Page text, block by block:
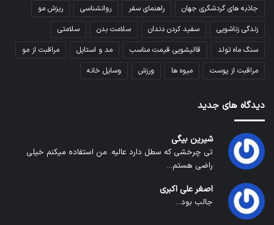
جاذبه های گردشگری جهان
راهنمای سفر روانشناسی
ریزش مو
زندگی زناشویی
سفید کردن دندان سلامت بدن
سلامتی
سنگ ماه تولد
قالیشویی قیمت مناسب مد و استایل
مراقبت از مو
مراقبت از پوست
میوه ها ورزش وسایل خانه
دیدگاه های جدید
شیرین بیگی
تی چرخشی که سطل دارد عالیه. من استفاده میکنم خیلی
راضی هستم...
اصغر علی اکبری
جالب بود...